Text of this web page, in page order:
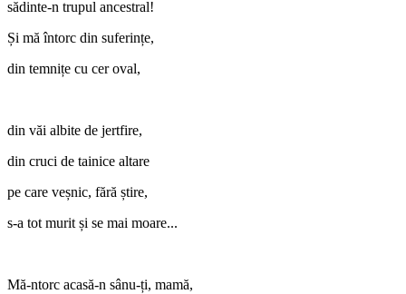
sădinte-n trupul ancestral!
Și mă întorc din suferințe,
din temnițe cu cer oval,
din văi albite de jertfire,
din cruci de tainice altare
pe care veșnic, fără știre,
s-a tot murit și se mai moare...
Mă-ntorc acasă-n sânu-ți, mamă,